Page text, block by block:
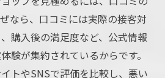
なら、口コミには実際の接客対
購入後の満足度など、公式情報
験が集約されているからです。
トやSNSで評価を比較し、悪い